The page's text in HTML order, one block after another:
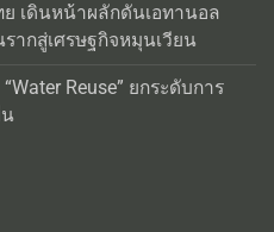
เดินหน้าผลักดันเอทานอล
ากสู่เศรษฐกิจหมุนเวียน
Reuse” ยกระดับการ